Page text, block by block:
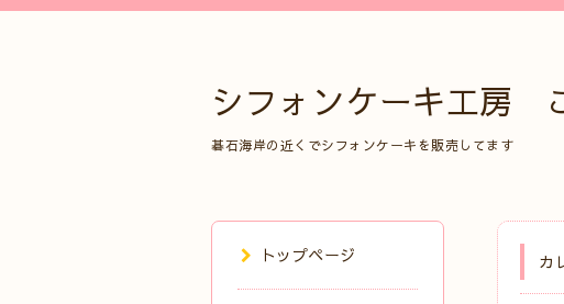
シフォンケーキ工房
碁石海岸の近くでシフォンケーキを販売してます
カ
トップページ